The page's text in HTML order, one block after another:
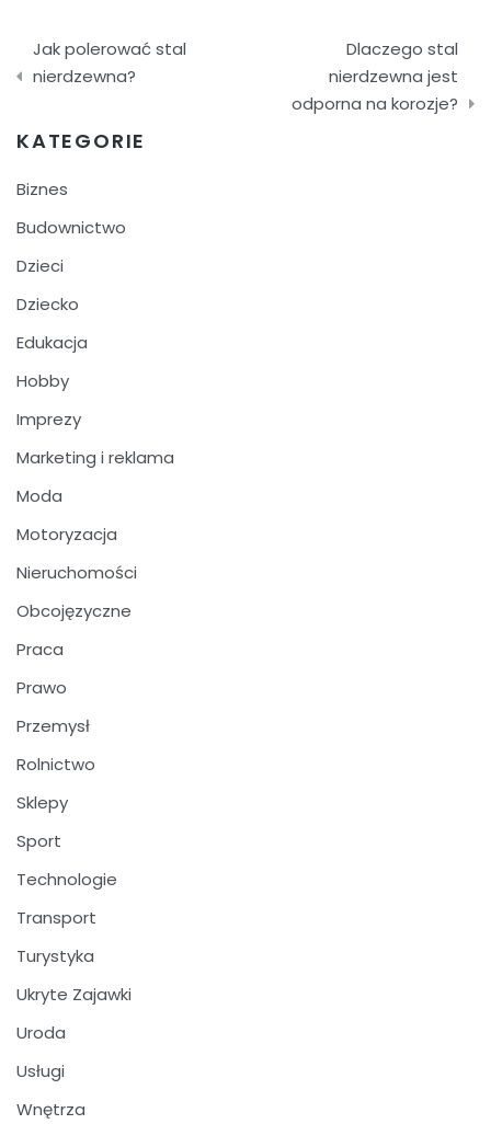
Nawigacja
wpisu
Jak polerować stal
nierdzewna?
Dlaczego stal
nierdzewna jest
odporna na korozje?
KATEGORIE
Biznes
Budownictwo
Dzieci
Dziecko
Edukacja
Hobby
Imprezy
Marketing i reklama
Moda
Motoryzacja
Nieruchomości
Obcojęzyczne
Praca
Prawo
Przemysł
Rolnictwo
Sklepy
Sport
Technologie
Transport
Turystyka
Ukryte Zajawki
Uroda
Usługi
Wnętrza